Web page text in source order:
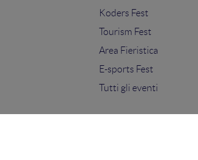
Koders Fest
Tourism Fest
Area Fieristica
E-sports Fest
Tutti gli eventi